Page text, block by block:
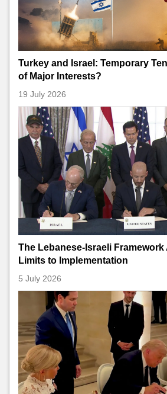
Turkey and Israel: Temporary
of Major Interests?
19 July 2026
The Lebanese-Israeli Framework
Limits to Implementation
5 July 2026